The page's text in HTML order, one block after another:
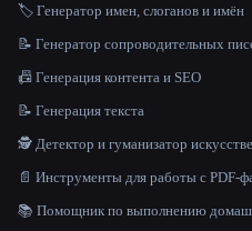
🏷️ Генератор имен, слоганов и имён
📝 Генератор сопроводительных
📠 Генерация контента и SEO
📝 Генерация текста
🕵️ Детектор и гуманизатор
📄 Инструменты для работы с PDF-
📚 Помощник по выполнению